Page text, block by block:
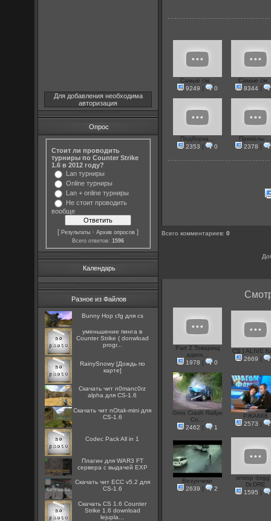
Для добавления необходима
авторизация
Опрос
Стоит ли проводить
турниры по Counter Strike
1.6 в 2012 году?
Lan турниры
Online турниры
Lan + online турниры
Не стоит проводить
вообще
[Результаты ·Архив опросов ]
Всего ответов:1596
Календарь
Разное из Файлов
Bunny Hop cfg для cs
уменьшение пинга в
Counter Strike ( donwload
progr...
RainySnowy [Дождь по
карте]
Скачать чит n0manc0rz
alpha для CS-1.6
Скачать чит nOtak-mini для
CS-1.6
Codec Pack All in 1
Плагин для WAR3 FT
сервера с выдачей EXP
Скачать чит ECC v5.2 для
CS-1.6
Скачать CS 1.6 Counter
Strike 1.6 download
lejupla...
Самые см...
9249 | 0
Самые
8344|
Подборка...
2353 | 0
Приколы
2378 |
Всего комментариев:0
Part 2.Товарищ
адвок...
1978 | 0
CS | ALIVE
2669 |
Gros Crash Rallye
Co...
2462 | 1
РЖАККК
2573 |
Везунчики
2639 | 2
snoop dogg
Dr.DRE
1595 |